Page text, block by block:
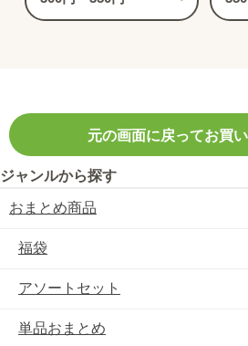
元の画面に戻ってお買
ジャンルから探す
おまとめ商品
福袋
アソートセット
単品おまとめ